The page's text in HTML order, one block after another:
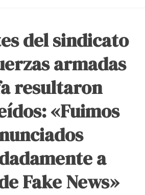
del sindicato
armadas
resultaron
«Fuimos
a
Fake News»